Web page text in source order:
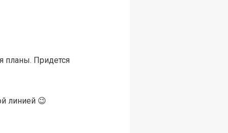
планы. Придется
линией 😉